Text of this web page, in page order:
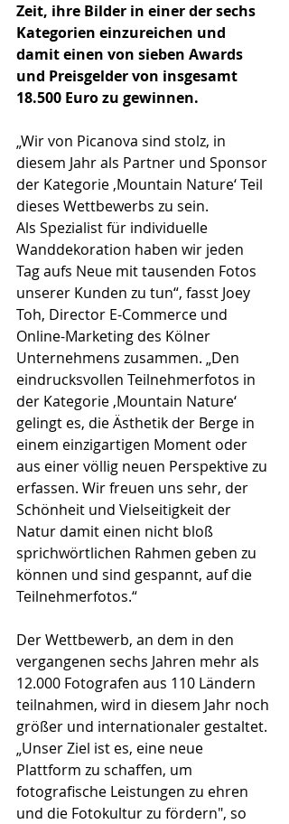
Zeit, ihre Bilder in einer der sechs
Kategorien einzureichen und
damit einen von sieben Awards
und Preisgelder von insgesamt
18.500 Euro zu gewinnen.
„Wir von Picanova sind stolz, in
diesem Jahr als Partner und Sponsor
der Kategorie ‚Mountain Nature‘ Teil
dieses Wettbewerbs zu sein.
Als Spezialist für individuelle
Wanddekoration haben wir jeden
Tag aufs Neue mit tausenden Fotos
unserer Kunden zu tun“, fasst Joey
Toh, Director E-Commerce und
Online-Marketing des Kölner
Unternehmens zusammen. „Den
eindrucksvollen Teilnehmerfotos in
der Kategorie ‚Mountain Nature‘
gelingt es, die Ästhetik der Berge in
einem einzigartigen Moment oder
aus einer völlig neuen Perspektive zu
erfassen. Wir freuen uns sehr, der
Schönheit und Vielseitigkeit der
Natur damit einen nicht bloß
sprichwörtlichen Rahmen geben zu
können und sind gespannt, auf die
Teilnehmerfotos.“
Der Wettbewerb, an dem in den
vergangenen sechs Jahren mehr als
12.000 Fotografen aus 110 Ländern
teilnahmen, wird in diesem Jahr noch
größer und internationaler gestaltet.
„Unser Ziel ist es, eine neue
Plattform zu schaffen, um
fotografische Leistungen zu ehren
und die Fotokultur zu fördern", so